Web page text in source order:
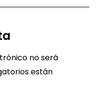
no será
están